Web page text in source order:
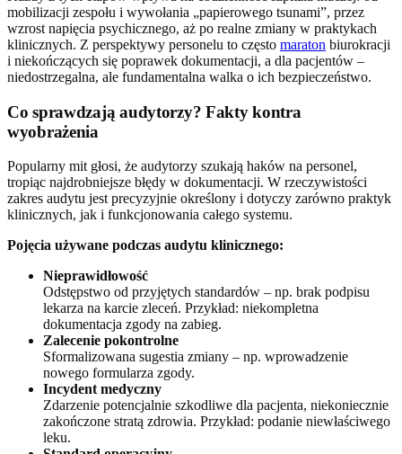
mobilizacji zespołu i wywołania „papierowego tsunami”, przez
wzrost napięcia psychicznego, aż po realne zmiany w praktykach
klinicznych. Z perspektywy personelu to często maraton biurokracji
i niekończących się poprawek dokumentacji, a dla pacjentów –
niedostrzegalna, ale fundamentalna walka o ich bezpieczeństwo.
Co sprawdzają audytorzy? Fakty kontra
wyobrażenia
Popularny mit głosi, że audytorzy szukają haków na personel,
tropiąc najdrobniejsze błędy w dokumentacji. W rzeczywistości
zakres audytu jest precyzyjnie określony i dotyczy zarówno praktyk
klinicznych, jak i funkcjonowania całego systemu.
Pojęcia używane podczas audytu klinicznego:
Nieprawidłowość
Odstępstwo od przyjętych standardów – np. brak podpisu
lekarza na karcie zleceń. Przykład: niekompletna
dokumentacja zgody na zabieg.
Zalecenie pokontrolne
Sformalizowana sugestia zmiany – np. wprowadzenie
nowego formularza zgody.
Incydent medyczny
Zdarzenie potencjalnie szkodliwe dla pacjenta, niekoniecznie
zakończone stratą zdrowia. Przykład: podanie niewłaściwego
leku.